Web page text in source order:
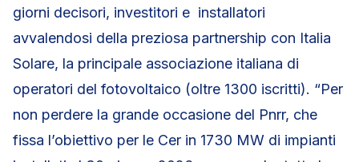
giorni decisori, investitori e installatori
avvalendosi della preziosa partnership con Italia
Solare, la principale associazione italiana di
operatori del fotovoltaico (oltre 1300 iscritti). “Per
non perdere la grande occasione del Pnrr, che
fissa l’obiettivo per le Cer in 1730 MW di impianti